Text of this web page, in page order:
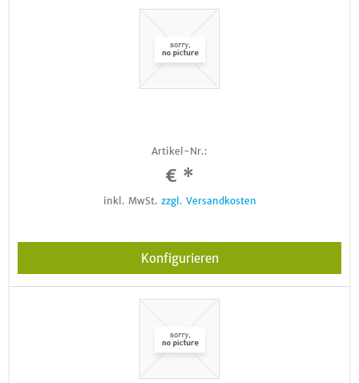
Artikel-Nr.:
€ *
inkl. MwSt. zzgl. Versandkosten
Konfigurieren